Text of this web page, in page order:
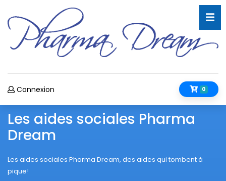
0
Connexion
Les aides sociales Pharma
Dream
Les aides sociales Pharma Dream, des aides qui tombent à
pique!